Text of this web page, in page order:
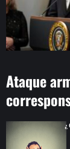
Ataque